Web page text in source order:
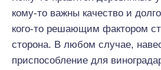
кому-то важны качество и
кого-то решающим фактором
сторона. В любом случае,
приспособление для